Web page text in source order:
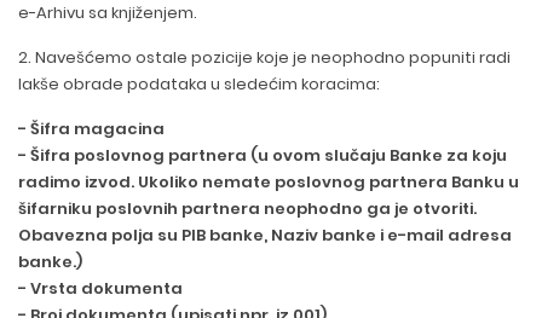
e-Arhivu sa knjiženjem.
2. Navešćemo ostale pozicije koje je neophodno popuniti radi
lakše obrade podataka u sledećim koracima:
- Šifra magacina
- Šifra poslovnog partnera (u ovom slučaju Banke za koju
radimo izvod. Ukoliko nemate poslovnog partnera Banku u
šifarniku poslovnih partnera neophodno ga je otvoriti.
Obavezna polja su PIB banke, Naziv banke i e-mail adresa
banke.)
- Vrsta dokumenta